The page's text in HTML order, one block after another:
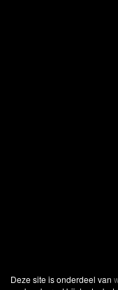
Deze site is onderdeel van